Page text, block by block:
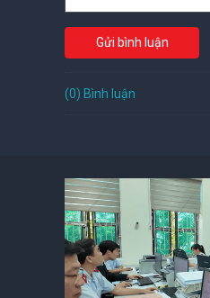
Gửi bình luận
(0) Bình luận